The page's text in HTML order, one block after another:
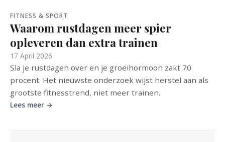
FITNESS & SPORT
Waarom rustdagen meer spier
opleveren dan extra trainen
17 April 2026
Sla je rustdagen over en je groeihormoon zakt 70
procent. Het nieuwste onderzoek wijst herstel aan als
grootste fitnesstrend, niet meer trainen.
Lees meer →